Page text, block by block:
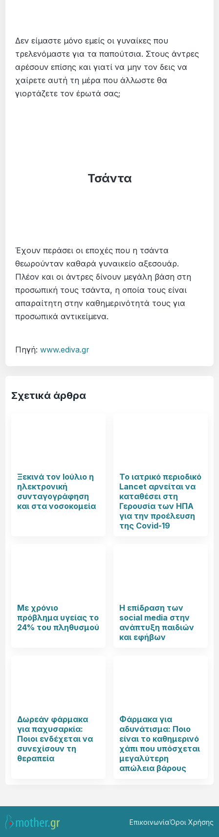
Δεν είμαστε μόνο εμείς οι γυναίκες που
τρελενόμαστε για τα παπούτσια. Στους άντρες
αρέσουν επίσης και γιατί να μην τον δεις να
χαίρετε αυτή τη μέρα που άλλωστε θα
γιορτάζετε τον έpωτά σας;
Τσάντα
Έχουν περάσει οι εποχές που η τσάντα
θεωρούνταν καθαρά γυναικείο αξεσουάρ.
Πλέον και οι άντρες δίνουν μεγάλη βάση στη
προσωπική τους τσάντα, η οποία τους είναι
απαραίτητη στην καθημερινότητά τους για
προσωπικά αντικείμενα.
Πηγή:www.ediva.gr
Σχετικά άρθρα
Ξεκινά τον Ιούλιο η
ηλεκτρονική
συνταγογράφηση
και στα νοσοκομεία
Το ιατρικό περιοδικό
Lancet αρνείται να
καταθέσει στη
Γερουσία των ΗΠΑ
για την προέλευση
της Covid-19
Με χρόνιο
πρόβλημα υγείας το
24% του πληθυσμού
Η επίδραση των
social media στην
ανάπτυξη παιδιών
και εφήβων
Δωρεάν φάρμακα
για παχυσαρκία:
Ποιοι ενδέχεται να
συνεχίσουν τη
θεραπεία
Φάρμακα για
αδυνάτισμα: Ποιο
είναι το καθημερινό
χάπι που υπόσχεται
μεγαλύτερη
απώλεια βάρους
ΕπικοινωνίαΌροι Χρήσης